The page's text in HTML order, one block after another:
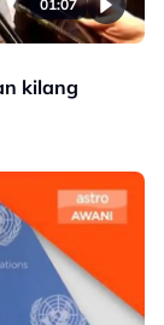
01:07
kilang